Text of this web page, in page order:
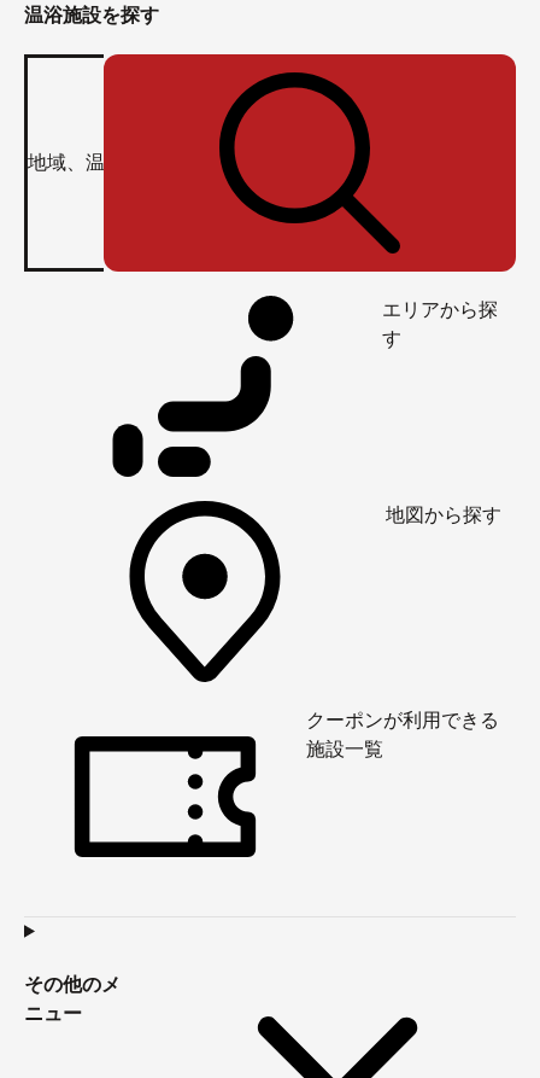
温浴施設を探す
エリアから探
す
地図から探す
クーポンが利用できる
施設一覧
その他のメ
ニュー